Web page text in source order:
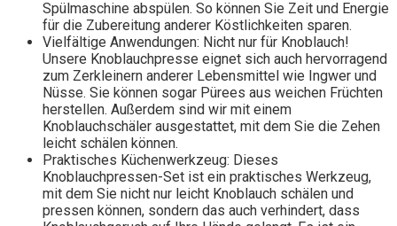
Spülmaschine abspülen. So können Sie Zeit und Energie
für die Zubereitung anderer Köstlichkeiten sparen.
Vielfältige Anwendungen: Nicht nur für Knoblauch!
Unsere Knoblauchpresse eignet sich auch hervorragend
zum Zerkleinern anderer Lebensmittel wie Ingwer und
Nüsse. Sie können sogar Pürees aus weichen Früchten
herstellen. Außerdem sind wir mit einem
Knoblauchschäler ausgestattet, mit dem Sie die Zehen
leicht schälen können.
Praktisches Küchenwerkzeug: Dieses
Knoblauchpressen-Set ist ein praktisches Werkzeug,
mit dem Sie nicht nur leicht Knoblauch schälen und
pressen können, sondern das auch verhindert, dass